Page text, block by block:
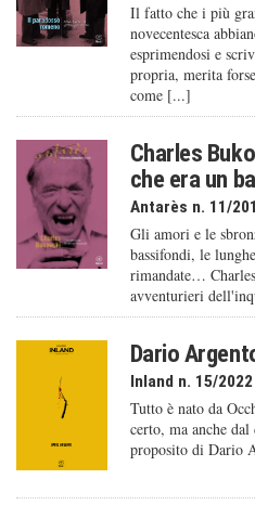
Il fatto che i più
novecentesca
esprimendosi e
propria, merita
come [...]
Charles
che era un
Antarès n. 11/
Gli amori e le
bassifondi, le
rimandate…
avventurieri
Dario
Inland n. 15/2022
Tutto è nato da
certo, ma anche
proposito di Dario